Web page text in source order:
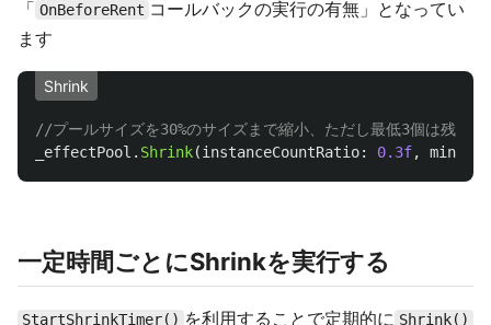
「 OnBeforeRent コールバックの実行の有無」となってい
ます
Shrink
//プールサイズを30%のサイズまで縮小、ただし最低3個は残す
_effectPool . Shrink(instanceCountRatio: 0.3f, minSize
一定時間ごとにShrinkを実行する
StartShrinkTimer() を利用することで定期的に Shrink()